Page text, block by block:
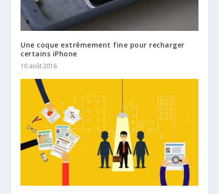
Une coque extrêmement fine pour recharger
certains iPhone
10 août 2016